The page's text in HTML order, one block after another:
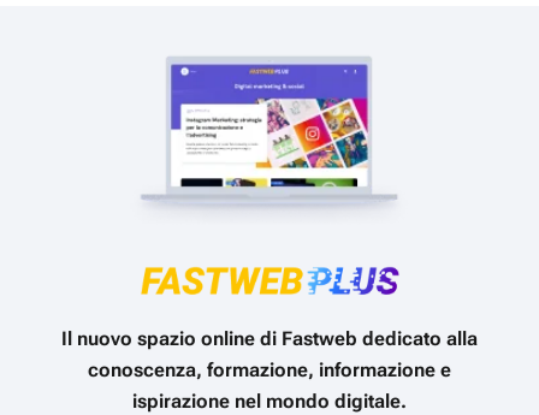
Il nuovo spazio online di Fastweb dedicato alla
conoscenza, formazione, informazione e
ispirazione nel mondo digitale.